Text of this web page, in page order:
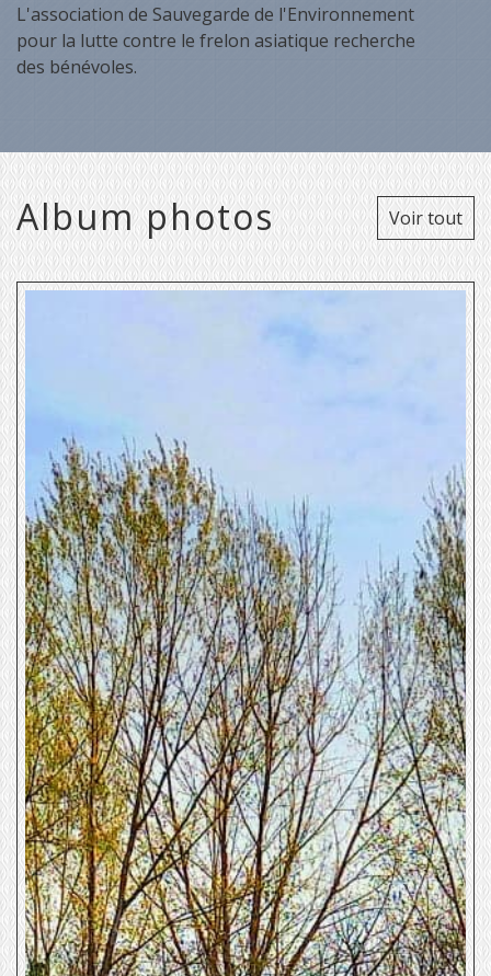
L'association de Sauvegarde de l'Environnement
pour la lutte contre le frelon asiatique recherche
des bénévoles.
Album photos Voir tout